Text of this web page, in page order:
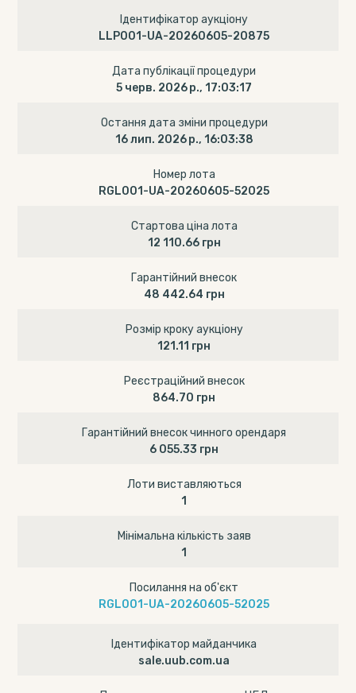
Ідентифікатор аукціону
LLP001-UA-20260605-20875
Дата публікації процедури
5 черв. 2026 р., 17:03:17
Остання дата зміни процедури
16 лип. 2026 р., 16:03:38
Номер лота
RGL001-UA-20260605-52025
Стартова ціна лота
12 110.66 грн
Гарантійний внесок
48 442.64 грн
Розмір кроку аукціону
121.11 грн
Реєстраційний внесок
864.70 грн
Гарантійний внесок чинного орендаря
6 055.33 грн
Лоти виставляються
1
Мінімальна кількість заяв
1
Посилання на об'єкт
RGL001-UA-20260605-52025
Ідентифікатор майданчика
sale.uub.com.ua